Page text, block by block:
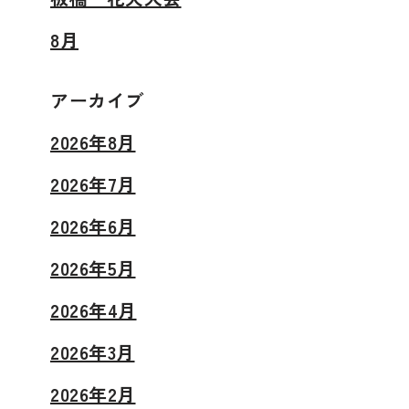
8月
アーカイブ
2026年8月
2026年7月
2026年6月
2026年5月
2026年4月
2026年3月
2026年2月